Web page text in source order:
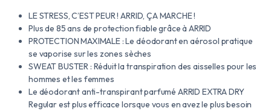
LE STRESS, C’EST PEUR ! ARRID, ÇA MARCHE !
Plus de 85 ans de protection fiable grâce à ARRID
PROTECTION MAXIMALE : Le déodorant en aérosol pratique
se vaporise sur les zones sèches
SWEAT BUSTER : Réduit la transpiration des aisselles pour les
hommes et les femmes
Le déodorant anti-transpirant parfumé ARRID EXTRA DRY
Regular est plus efficace lorsque vous en avez le plus besoin